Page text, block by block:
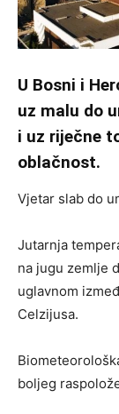
U Bosni i
uz malu do
i uz riječne
oblačnost.
Vjetar slab do
Jutarnja
na jugu zemlje
uglavnom
Celzijusa.
boljeg